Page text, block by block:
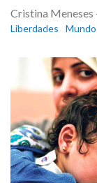
Cristina
Liberdades Mundo